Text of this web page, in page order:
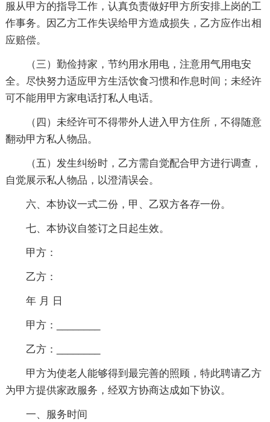
服从甲方的指导工作，认真负责做好甲方所安排上岗的工
作事务。因乙方工作失误给甲方造成损失，乙方应作出相
应赔偿。
（三）勤俭持家，节约用水用电，注意用气用电安
全。尽快努力适应甲方生活饮食习惯和作息时间；未经许
可不能用甲方家电话打私人电话。
（四）未经许可不得带外人进入甲方住所，不得随意
翻动甲方私人物品。
（五）发生纠纷时，乙方需自觉配合甲方进行调查，
自觉展示私人物品，以澄清误会。
六、本协议一式二份，甲、乙双方各存一份。
七、本协议自签订之日起生效。
甲方：
乙方：
年 月 日
甲方：________
乙方：________
甲方为使老人能够得到最完善的照顾，特此聘请乙方
为甲方提供家政服务，经双方协商达成如下协议。
一、服务时间